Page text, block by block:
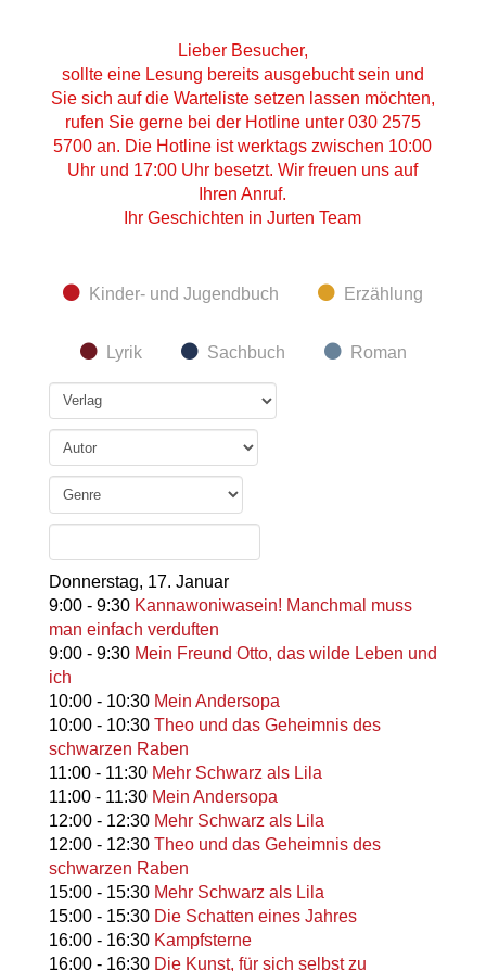
Lieber Besucher,
sollte eine Lesung bereits ausgebucht sein und
Sie sich auf die Warteliste setzen lassen möchten,
rufen Sie gerne bei der Hotline unter 030 2575
5700 an. Die Hotline ist werktags zwischen 10:00
Uhr und 17:00 Uhr besetzt. Wir freuen uns auf
Ihren Anruf.
Ihr Geschichten in Jurten Team
Kinder- und Jugendbuch Erzählung
Lyrik Sachbuch Roman
Donnerstag, 17. Januar
9:00- 9:30 Kannawoniwasein! Manchmal muss
man einfach verduften
9:00- 9:30 Mein Freund Otto, das wilde Leben und
ich
10:00- 10:30 Mein Andersopa
10:00- 10:30 Theo und das Geheimnis des
schwarzen Raben
11:00- 11:30 Mehr Schwarz als Lila
11:00- 11:30 Mein Andersopa
12:00- 12:30 Mehr Schwarz als Lila
12:00- 12:30 Theo und das Geheimnis des
schwarzen Raben
15:00- 15:30 Mehr Schwarz als Lila
15:00- 15:30 Die Schatten eines Jahres
16:00- 16:30 Kampfsterne
16:00- 16:30 Die Kunst, für sich selbst zu